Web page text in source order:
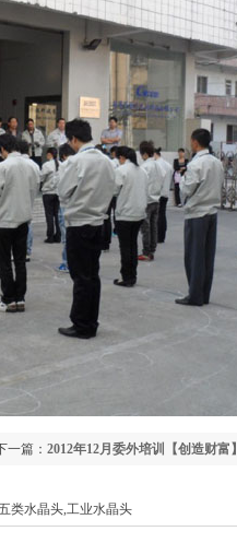
一篇： 2012年12月委外培训【创造财富】
类水晶头,工业水晶头